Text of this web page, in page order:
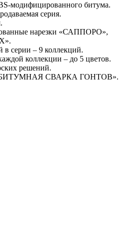
модифицированного битума.
серия.
нарезки «САППОРО»,
в серии – 9 коллекций.
коллекции – до 5 цветов.
решений.
«БИТУМНАЯ СВАРКА ГОНТОВ».